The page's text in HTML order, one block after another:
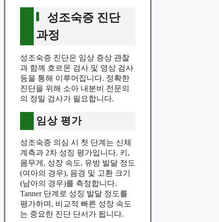
성조숙증 진단
과정
성조숙증 진단은 임상 증상 관찰
과 함께 호르몬 검사 및 영상 검사
등을 통해 이루어집니다. 정확한
진단을 위해 소아 내분비 전문의
의 정밀 검사가 필요합니다.
임상 평가
성조숙증 의심 시 첫 단계는 신체
계측과 2차 성징 평가입니다. 키,
몸무게, 성장 속도, 유방 발달 정도
(여아의 경우), 음경 및 고환 크기
(남아의 경우)를 측정합니다.
Tanner 단계로 성징 발달 정도를
평가하며, 비교적 빠른 성장 속도
는 중요한 진단 단서가 됩니다.